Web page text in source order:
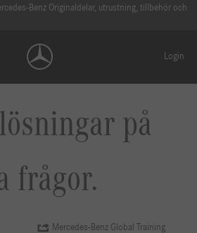
Benz Originaldelar, utrustning, tillbehör och
Login
på
frågor.
Mercedes-Benz Global Training